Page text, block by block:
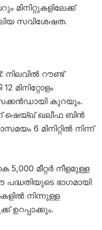
മിനിറ്റുകളിലേക്ക്
സവിശേഷത.
റൗണ്ട്
മിനിറ്റോളം
കുറയും.
ഷെയ്ഖ് ഖലീഫ ബിൻ
6 മിനിറ്റിൽ നിന്ന്
മീറ്റർ നീളമുള്ള
ഭാഗമായി
നിന്നുള്ള